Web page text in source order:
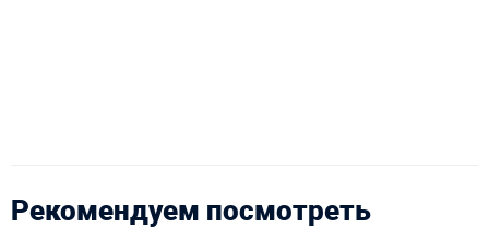
Рекомендуем посмотреть